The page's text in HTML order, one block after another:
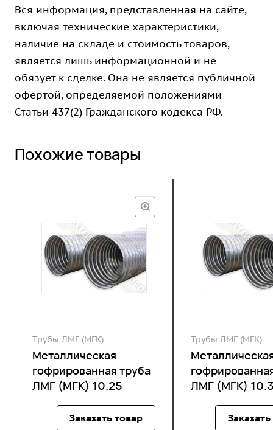
Вся информация, представленная на сайте,
включая технические характеристики,
наличие на складе и стоимость товаров,
является лишь информационной и не
обязует к сделке. Она не является публичной
офертой, определяемой положениями
Статьи 437(2) Гражданского кодекса РФ.
Похожие товары
Трубы ЛМГ (МГК)
Металлическая
гофрированная труба
ЛМГ (МГК) 10.25
Заказать товар
Трубы ЛМГ (МГК)
ЛМГ (МГК)